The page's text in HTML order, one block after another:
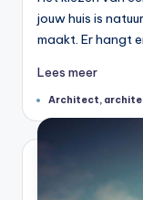
jouw huis is
maakt. Er hangt
Lees meer
Tags:
Architect,